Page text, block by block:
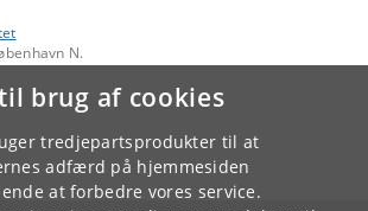
brug af cookies
tredjepartsprodukter til at
adfærd på hjemmesiden
at forbedre vores service.
N.